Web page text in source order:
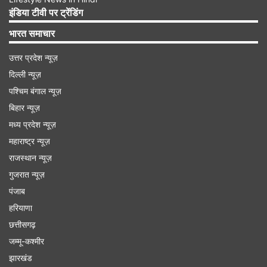
Advertisement
सिंह राशि (Leo)
सिंह राशि वालों के लिए बुध का गोचर काफी सकारात्मक
दिखाई दे रहा है। आपको भाग्य का हर काम में साथ मिलेगा।
इंडिया टीवी पर ट्रेंडिंग
भारत समाचार
उत्तर प्रदेश न्यूज़
दिल्ली न्यूज़
पश्चिम बंगाल न्यूज़
बिहार न्यूज़
मध्य प्रदेश न्यूज़
महाराष्ट्र न्यूज़
राजस्थान न्यूज़
गुजरात न्यूज़
पंजाब
हरियाणा
छत्तीसगढ़
जम्मू-कश्मीर
झारखंड